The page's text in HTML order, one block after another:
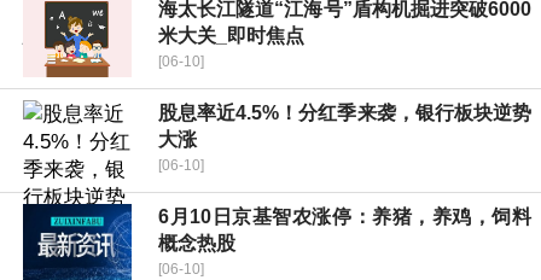
海太长江隧道“江海号”盾构机掘进突破6000
米大关_即时焦点
[06-10]
股息率近4.5%！分红季来袭，银行板块逆势
大涨
[06-10]
6月10日京基智农涨停：养猪，养鸡，饲料
概念热股
[06-10]